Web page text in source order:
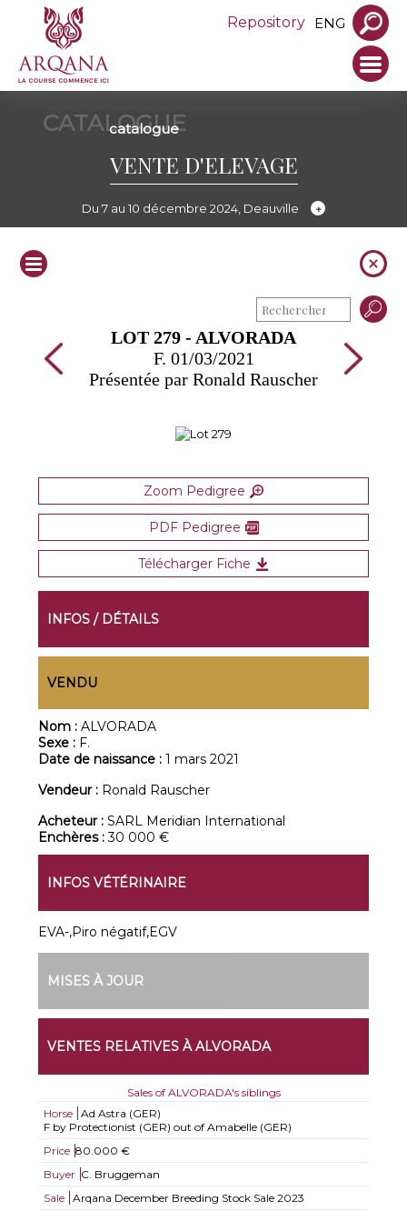
Repository ENG
CATALOGUE
catalogue
VENTE D'ELEVAGE
Du 7 au 10 décembre 2024, Deauville
LOT 279 - ALVORADA
F. 01/03/2021
Présentée par Ronald Rauscher
Zoom Pedigree
PDF Pedigree
Télécharger Fiche
INFOS / DÉTAILS
VENDU
Nom :ALVORADA
Sexe : F.
Date de naissance :1 mars 2021
Vendeur : Ronald Rauscher
Acheteur :SARL Meridian International
Enchères :30 000 €
INFOS VÉTÉRINAIRE
EVA-,Piro négatif,EGV
MISES À JOUR
VENTES RELATIVES À ALVORADA
Sales of ALVORADA's siblings
Horse
Ad Astra (GER)
F by Protectionist (GER) out of Amabelle (GER)
Price 80.000 €
Buyer C. Bruggeman
Sale
Arqana December Breeding Stock Sale 2023